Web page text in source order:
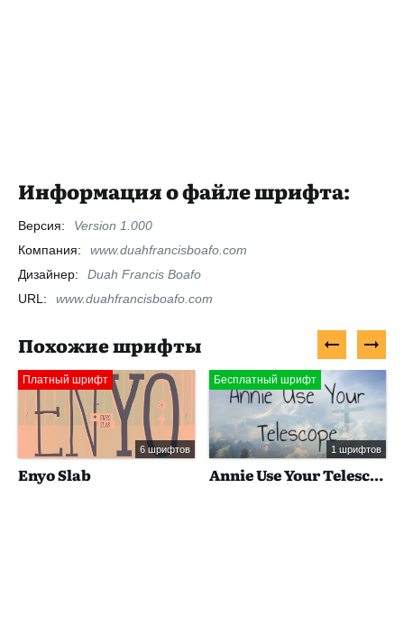
Информация о файле шрифта:
Версия:
Version 1.000
Компания:
www.duahfrancisboafo.com
Дизайнер:
Duah Francis Boafo
URL:
www.duahfrancisboafo.com
Похожие шрифты
Платный шрифт
6 шрифтов
Enyo Slab
Бесплатный шрифт
1 шрифтов
Annie Use Your Telescope